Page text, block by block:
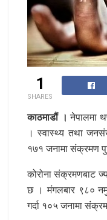
1
SHARES
काठमाडौं । नेपालमा
। स्वास्थ्य तथा
१७१ जनामा संक्रमण
कोरोना संक्रमणबाट
छ । मंगलबार ९८०
गर्दा १०५ जनामा